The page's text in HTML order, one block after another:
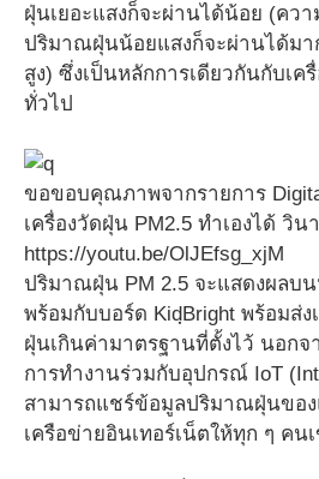
ฝุ่นเยอะแสงก็จะผ่านได้น้อย (คว
ปริมาณฝุ่นน้อยแสงก็จะผ่านได้มา
สูง) ซึ่งเป็นหลักการเดียวกันกับเค
ทั่วไป
ขอขอบคุณภาพจากรายการ
เครื่องวัดฝุ่น PM2.5 ทำเองได้ วิน
https://youtu.be/OlJEfsg_xjM
ปริมาณฝุ่น PM 2.5 จะแสดงผลบ
พร้อมกับบอร์ด KidฺBright พร้อมส่ง
ฝุ่นเกินค่ามาตรฐานที่ตั้งไว้ นอกจ
การทำงานร่วมกับอุปกรณ์ IoT
สามารถแชร์ข้อมูลปริมาณฝุ่นขอ
เครือข่ายอินเทอร์เน็ตให้ทุก ๆ คน